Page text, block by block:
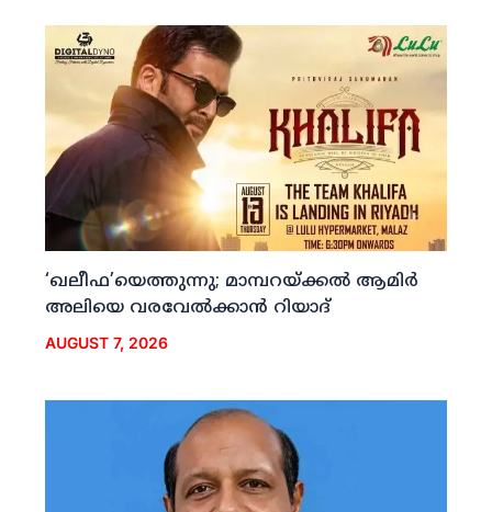
‘ഖലീഫ’യെത്തുന്നു; മാമ്പറയ്ക്കല്‍ ആമിര്‍
അലിയെ വരവേല്‍ക്കാന്‍ റിയാദ്
AUGUST 7, 2026